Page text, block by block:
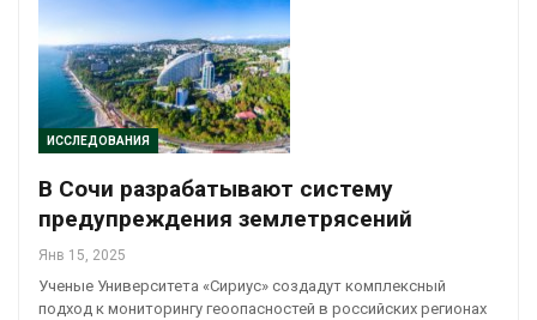
ИССЛЕДОВАНИЯ
В Сочи разрабатывают систему
предупреждения землетрясений
Янв 15, 2025
Ученые Университета «Сириус» создадут комплексный
подход к мониторингу геоопасностей в российских регионах